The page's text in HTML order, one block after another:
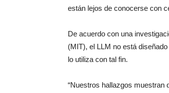
están lejos de conocerse con
De acuerdo con una
(MIT), el LLM no está
lo utiliza con tal fin.
“Nuestros hallazgos muestran